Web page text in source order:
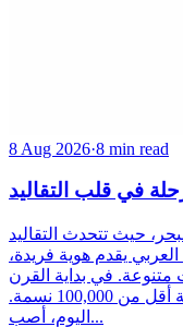
8 Aug 2026·8 min read
رحلة في قلب التقاليد
حيث تتحدث التقاليد
العربي يقدم هوية فريدة،
في بداية القرن
العشرين، كان عدد سكان هذه المنطقة أقل من 100,000 نسمة.
اليوم، أصب...